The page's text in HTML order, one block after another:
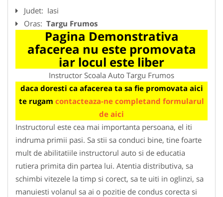
Judet: Iasi
Oras: Targu Frumos
Pagina Demonstrativa
afacerea nu este promovata
iar locul este liber
Instructor Scoala Auto Targu Frumos
daca doresti ca afacerea ta sa fie promovata aici
te rugam contacteaza-ne completand formularul
de aici
Instructorul este cea mai importanta persoana, el iti
indruma primii pasi. Sa stii sa conduci bine, tine foarte
mult de abilitatiile instructorul auto si de educatia
rutiera primita din partea lui. Atentia distributiva, sa
schimbi vitezele la timp si corect, sa te uiti in oglinzi, sa
manuiesti volanul sa ai o pozitie de condus corecta si